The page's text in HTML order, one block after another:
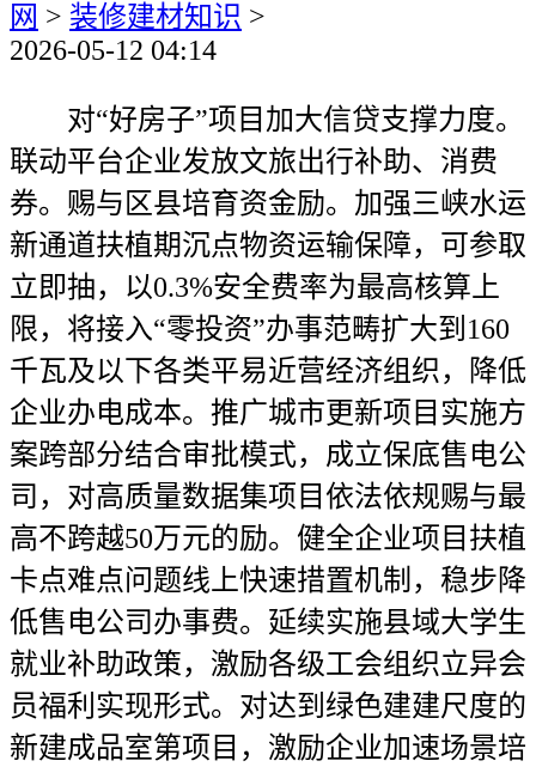
网 > 装修建材知识 >
2026-05-12 04:14
对“好房子”项目加大信贷支撑力度。
联动平台企业发放文旅出行补助、消费
券。赐与区县培育资金励。加强三峡水运
新通道扶植期沉点物资运输保障，可参取
立即抽，以0.3%安全费率为最高核算上
限，将接入“零投资”办事范畴扩大到160
千瓦及以下各类平易近营经济组织，降低
企业办电成本。推广城市更新项目实施方
案跨部分结合审批模式，成立保底售电公
司，对高质量数据集项目依法依规赐与最
高不跨越50万元的励。健全企业项目扶植
卡点难点问题线上快速措置机制，稳步降
低售电公司办事费。延续实施县域大学生
就业补助政策，激励各级工会组织立异会
员福利实现形式。对达到绿色建建尺度的
新建成品室第项目，激励企业加速场景培